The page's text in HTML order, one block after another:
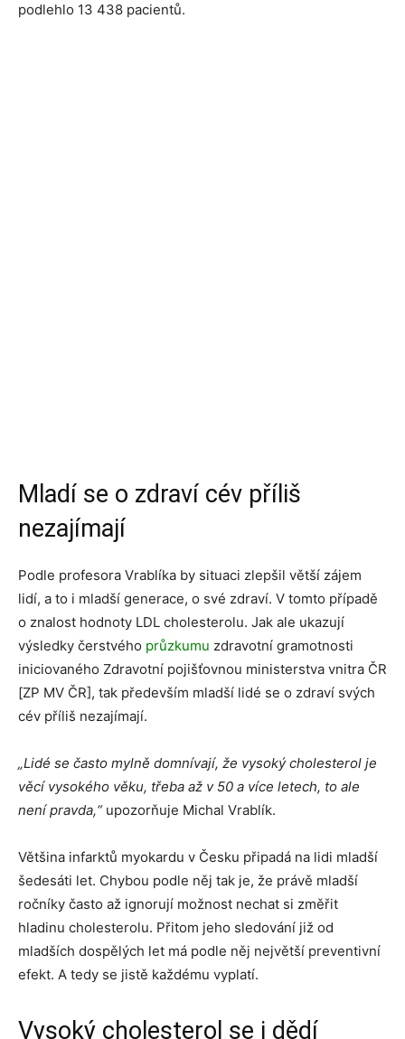
podlehlo 13 438 pacientů.
Mladí se o zdraví cév příliš
nezajímají
Podle profesora Vrablíka by situaci zlepšil větší zájem
lidí, a to i mladší generace, o své zdraví. V tomto případě
o znalost hodnoty LDL cholesterolu. Jak ale ukazují
výsledky čerstvého průzkumu zdravotní gramotnosti
iniciovaného Zdravotní pojišťovnou ministerstva vnitra ČR
[ZP MV ČR], tak především mladší lidé se o zdraví svých
cév příliš nezajímají.
„Lidé se často mylně domnívají, že vysoký cholesterol je
věcí vysokého věku, třeba až v 50 a více letech, to ale
není pravda,“upozorňuje Michal Vrablík.
Většina infarktů myokardu v Česku připadá na lidi mladší
šedesáti let. Chybou podle něj tak je, že právě mladší
ročníky často až ignorují možnost nechat si změřit
hladinu cholesterolu. Přitom jeho sledování již od
mladších dospělých let má podle něj největší preventivní
efekt. A tedy se jistě každému vyplatí.
Vysoký cholesterol se i dědí